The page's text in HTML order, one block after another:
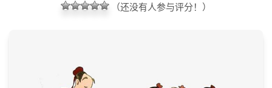
（还没有人参与评分！）